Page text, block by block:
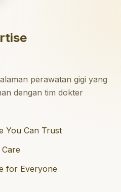
perawatan gigi yang
dengan tim dokter
You Can Trust
for Everyone